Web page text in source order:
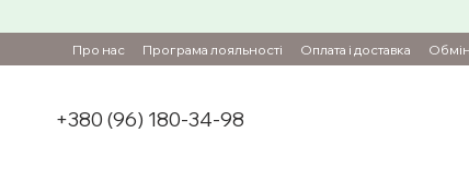
Про нас Програма лояльності Оплата і доставка
+380 (96) 180-34-98